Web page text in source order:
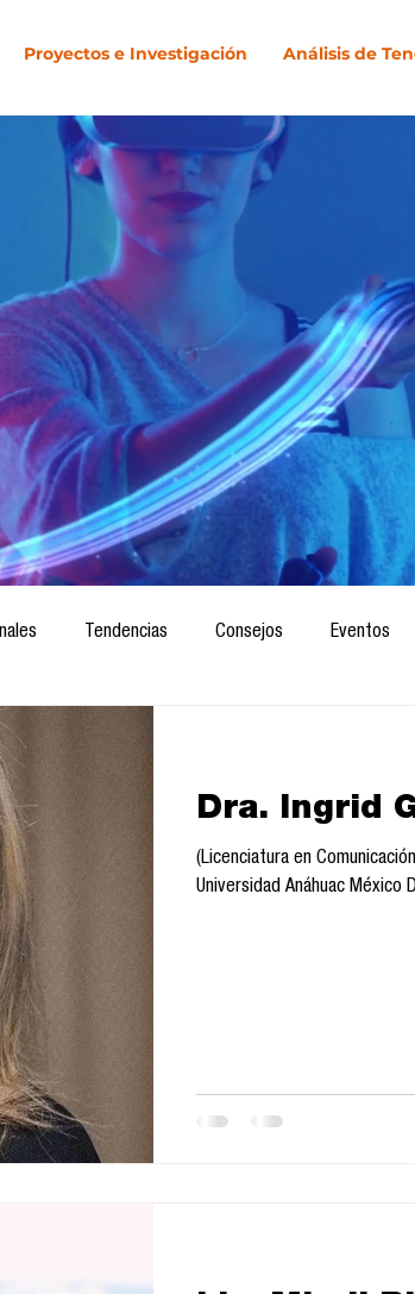
Proyectos e Investigación Análisis de
Tendencias Consejos Eventos
Marketing digital
Observatorio Software
investigación
Dra. Ingrid
(Licenciatura en
Universidad Anáhuac México